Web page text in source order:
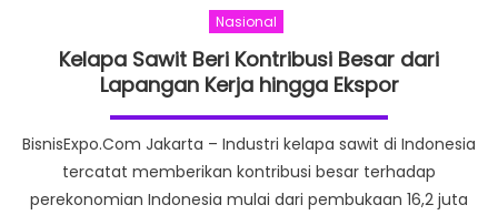
Ekonomi
Nasional
Kelapa Sawit Beri Kontribusi Besar dari
Lapangan Kerja hingga Ekspor
BisnisExpo.Com Jakarta – Industri kelapa sawit di Indonesia
tercatat memberikan kontribusi besar terhadap
perekonomian Indonesia mulai dari pembukaan 16,2 juta